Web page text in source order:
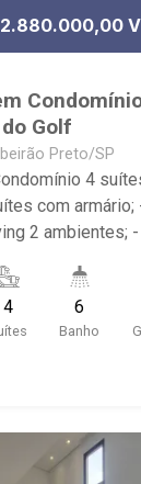
2.880.000,00 V
Golf
Preto/SP
4
2 ambientes;
com armário; -
- Corredor Lateral;
-
quadra de
coletiva
4 6
Banho